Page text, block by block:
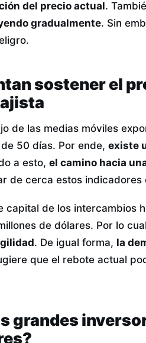
del precio actual.
gradualmente. Sin
sostener el
de las medias móviles
50 días. Por ende, existe
a esto, el camino hacia
de cerca estos indicadores
capital de los intercambios
de dólares. Por lo
. De igual forma, la
que el rebote actual
grandes